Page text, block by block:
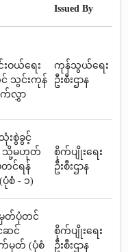
Issued By
းဝယ်ရေး
င် သွင်းကုန်
က်လွှာ
ကုန်သွယ်ရေး
ဦးစီးဌာန
းစွဲခွင့်
သို့မဟုတ်
တင်ရန်
စံ - ၁)
စိုက်ပျိုးရေး
ဦးစီးဌာန
တ်ပုံတင်
ဆင်
မှတ် (ပုံစံ
စိုက်ပျိုးရေး
ဦးစီးဌာန